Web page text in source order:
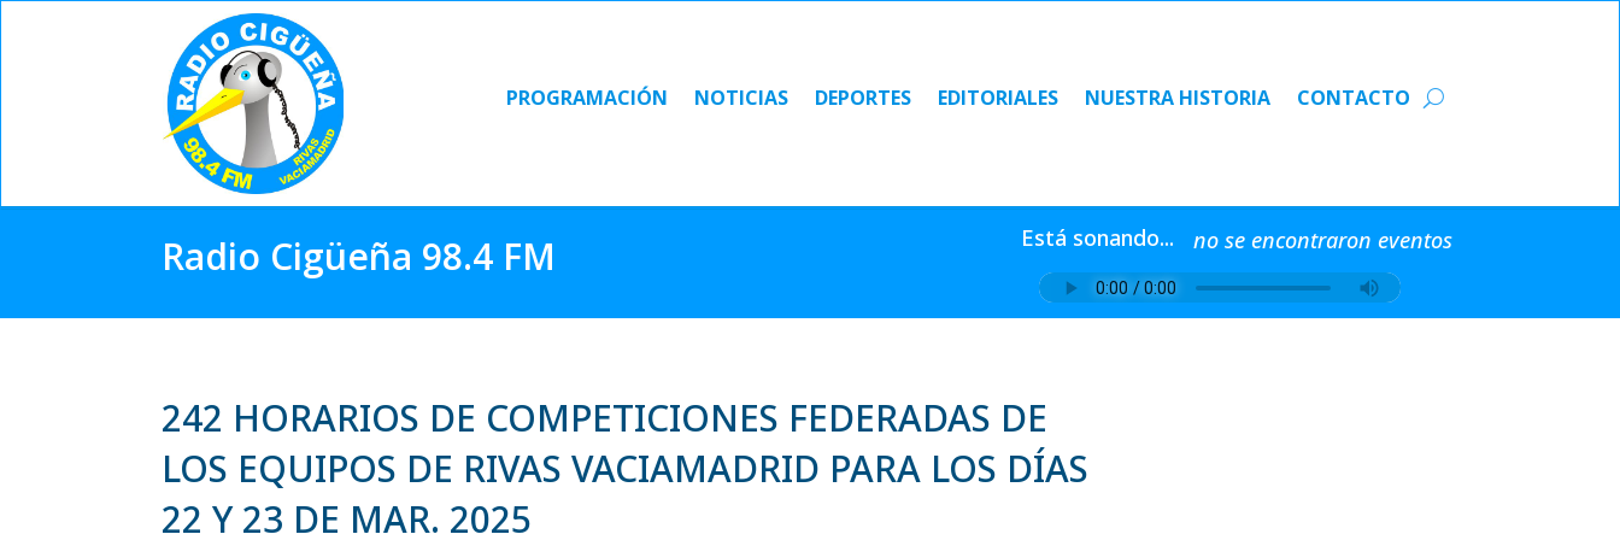
PROGRAMACIÓN NOTICIAS DEPORTES EDITORIALES NUESTRA HISTORIA CONTACTO
PROGRAMACIÓN NOTICIAS DEPORTES EDITORIALES NUESTRA HISTORIA CONTACTO
Radio Cigüeña 98.4 FM Está sonando... no se encontraron eventos
242 HORARIOS DE COMPETICIONES FEDERADAS DE
LOS EQUIPOS DE RIVAS VACIAMADRID PARA LOS DÍAS
22 Y 23 DE MAR. 2025